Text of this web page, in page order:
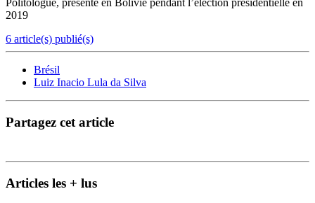
2019
6 article(s) publié(s)
Brésil
Luiz Inacio Lula da Silva
Partagez cet article
Articles les + lus